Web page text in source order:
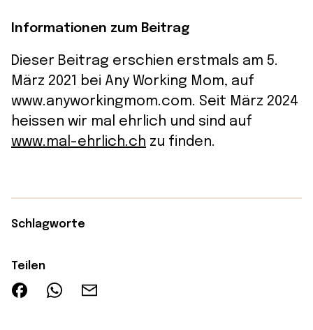
Informationen zum Beitrag
Dieser Beitrag erschien erstmals am 5.
März 2021 bei Any Working Mom, auf
www.anyworkingmom.com. Seit März 2024
heissen wir mal ehrlich und sind auf
www.mal-ehrlich.ch zu finden.
Schlagworte
Teilen